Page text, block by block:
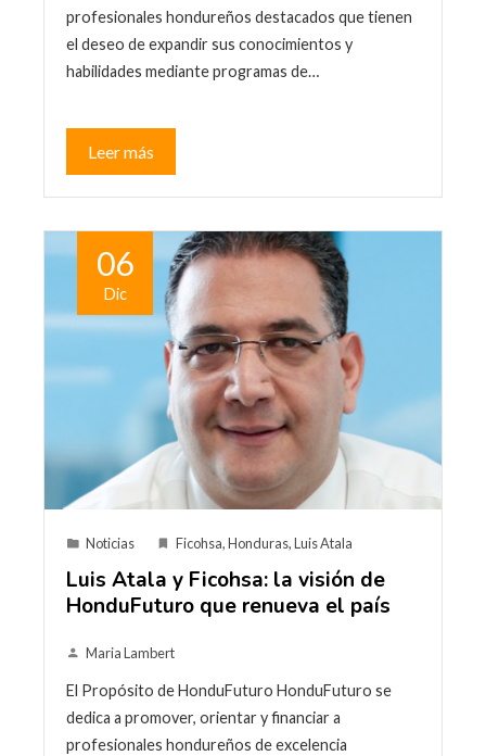
profesionales hondureños destacados que tienen
el deseo de expandir sus conocimientos y
habilidades mediante programas de…
Leer más
06
Dic
Noticias Ficohsa,Honduras,Luis Atala
Luis Atala y Ficohsa: la visión de
HonduFuturo que renueva el país
Maria Lambert
El Propósito de HonduFuturo HonduFuturo se
dedica a promover, orientar y financiar a
profesionales hondureños de excelencia